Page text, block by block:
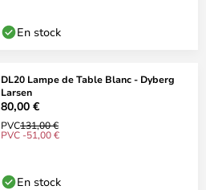
En stock
DL20 Lampe de Table Blanc - Dyberg
Larsen
80,00 €
PVC131,00 €
PVC -51,00 €
En stock